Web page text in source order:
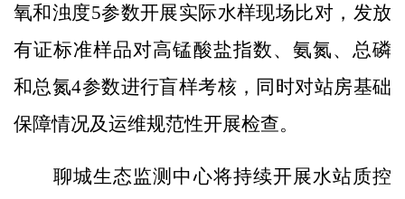
氧和浊度5参数开展实际水样现场比对，发放
有证标准样品对高锰酸盐指数、氨氮、总磷
和总氮4参数进行盲样考核，同时对站房基础
保障情况及运维规范性开展检查。
聊城生态监测中心将持续开展水站质控